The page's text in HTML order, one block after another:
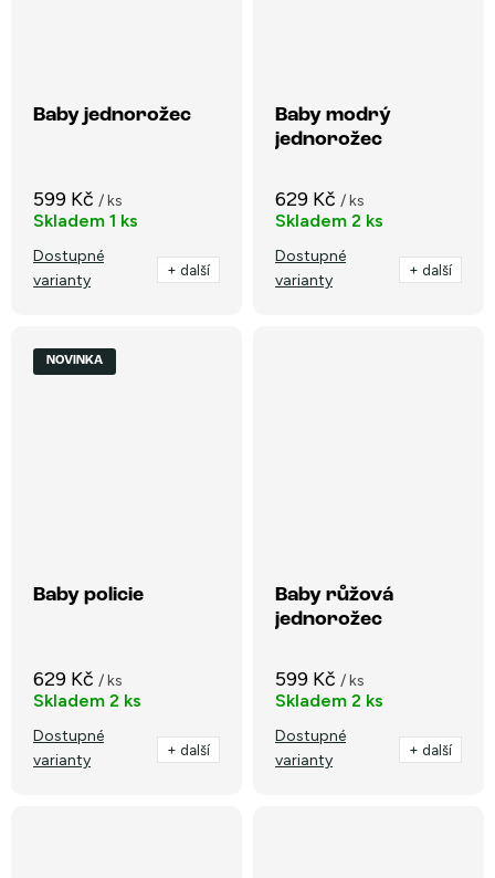
Baby jednorožec
599 Kč / ks
Skladem 1 ks
Dostupné
varianty
+ další
Baby modrý
jednorožec
629 Kč / ks
Skladem 2 ks
Dostupné
varianty
+ další
NOVINKA
Baby policie
629 Kč / ks
Skladem 2 ks
Dostupné
varianty
+ další
Baby růžová
jednorožec
599 Kč / ks
Skladem 2 ks
Dostupné
varianty
+ další